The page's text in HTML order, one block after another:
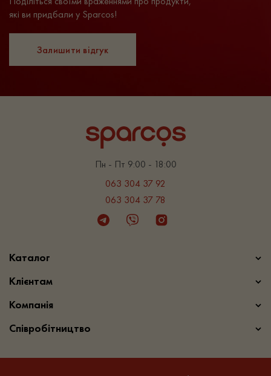
які ви придбали у Sparcos!
Залишити відгук
Пн - Пт 9:00 - 18:00
063 304 37 92
063 304 37 78
TelegramViber Instagram
Каталог
Клієнтам
Компанія
Співробітництво